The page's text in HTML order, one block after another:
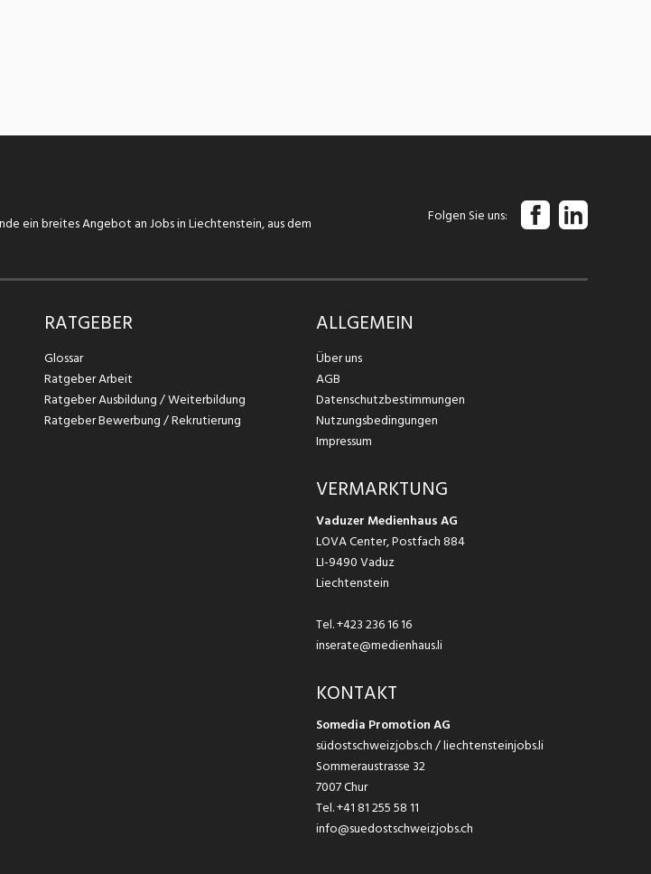
ein breites Angebot an Jobs in Liechtenstein, aus dem
Folgen Sie uns
RATGEBER
Glossar
Ratgeber Arbeit
Ratgeber Ausbildung / Weiterbildung
Ratgeber Bewerbung / Rekrutierung
ALLGEMEIN
Über uns
AGB
Datenschutzbestimmungen
Nutzungsbedingungen
Impressum
VERMARKTUNG
Vaduzer Medienhaus AG
LOVA Center, Postfach 884
LI-9490 Vaduz
Liechtenstein
Tel.+423 236 16 16
inserate@medienhaus.li
KONTAKT
Somedia Promotion AG
südostschweizjobs.ch / liechtensteinjobs.li
Sommeraustrasse 32
7007 Chur
Tel.+41 81 255 58 11
info@suedostschweizjobs.ch